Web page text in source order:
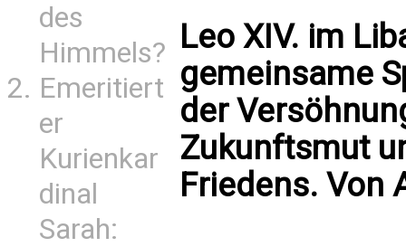
des
Himmels?
Emeritiert
er
Kurienkar
dinal
Sarah:
Leo XIV. im
gemeinsame
der
Zukunftsmut
Friedens. Von